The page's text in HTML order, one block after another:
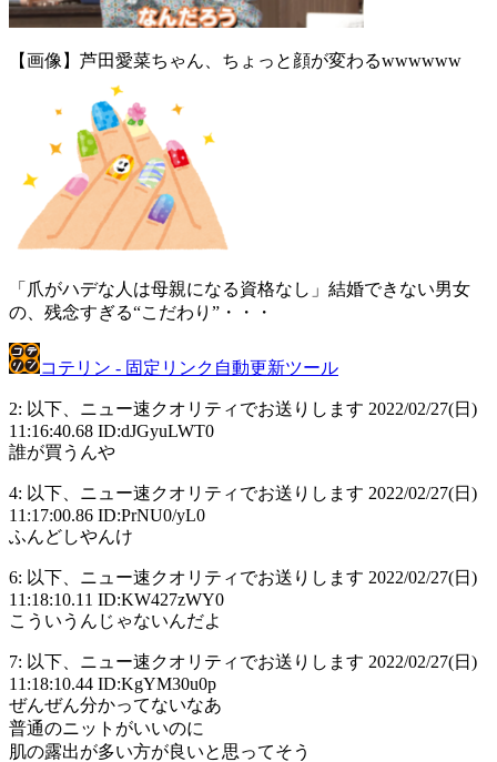
【画像】芦田愛菜ちゃん、ちょっと顔が変わるwwwwww
「爪がハデな人は母親になる資格なし」結婚できない男女
の、残念すぎる“こだわり”・・・
コテリン - 固定リンク自動更新ツール
2: 以下、ニュー速クオリティでお送りします 2022/02/27(日)
11:16:40.68 ID:dJGyuLWT0
誰が買うんや
4: 以下、ニュー速クオリティでお送りします 2022/02/27(日)
11:17:00.86 ID:PrNU0/yL0
ふんどしやんけ
6: 以下、ニュー速クオリティでお送りします 2022/02/27(日)
11:18:10.11 ID:KW427zWY0
こういうんじゃないんだよ
7: 以下、ニュー速クオリティでお送りします 2022/02/27(日)
11:18:10.44 ID:KgYM30u0p
ぜんぜん分かってないなあ
普通のニットがいいのに
肌の露出が多い方が良いと思ってそう